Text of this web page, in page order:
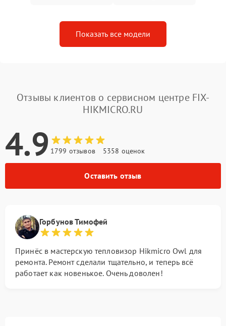
Показать все модели
Отзывы клиентов о сервисном центре FIX-
HIKMICRO.RU
4.9 1799 отзывов 5358 оценок
Оставить отзыв
Горбунов Тимофей
Принёс в мастерскую тепловизор Hikmicro Owl для
ремонта. Ремонт сделали тщательно, и теперь всё
работает как новенькое. Очень доволен!